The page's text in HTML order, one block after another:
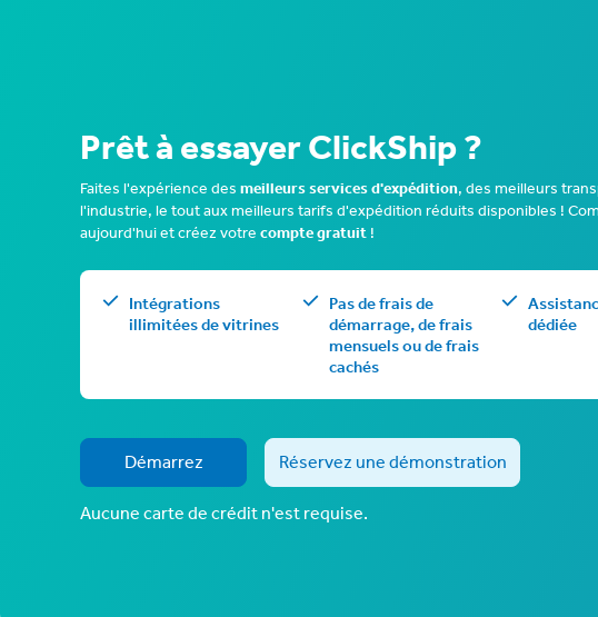
Prêt à essayer ClickShip ?
Faites l'expérience des meilleurs services d'expédition, des meilleurs
l'industrie, le tout aux meilleurs tarifs d'expédition réduits disponibles !
aujourd'hui et créez votre compte gratuit !
Intégrations
illimitées de vitrines
Pas de frais de
démarrage, de frais
mensuels ou de frais
cachés
dédiée
Démarrez Réservez une démonstration
Aucune carte de crédit n'est requise.